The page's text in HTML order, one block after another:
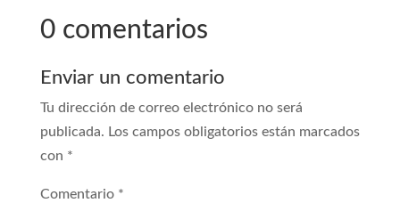
0 comentarios
Enviar un comentario
Tu dirección de correo electrónico no será
publicada. Los campos obligatorios están marcados
con *
Comentario *